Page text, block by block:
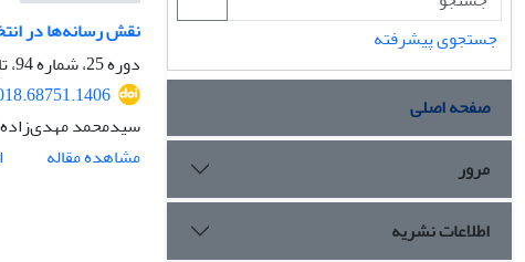
نقش رسانه‌ها در
دوره 25، شماره 94، تابستان 1397، صفحه
سید‌محمد
مشاهده مقاله
جستجوی پیشرفته
صفحه اصلی
مرور
اطلاعات نشریه